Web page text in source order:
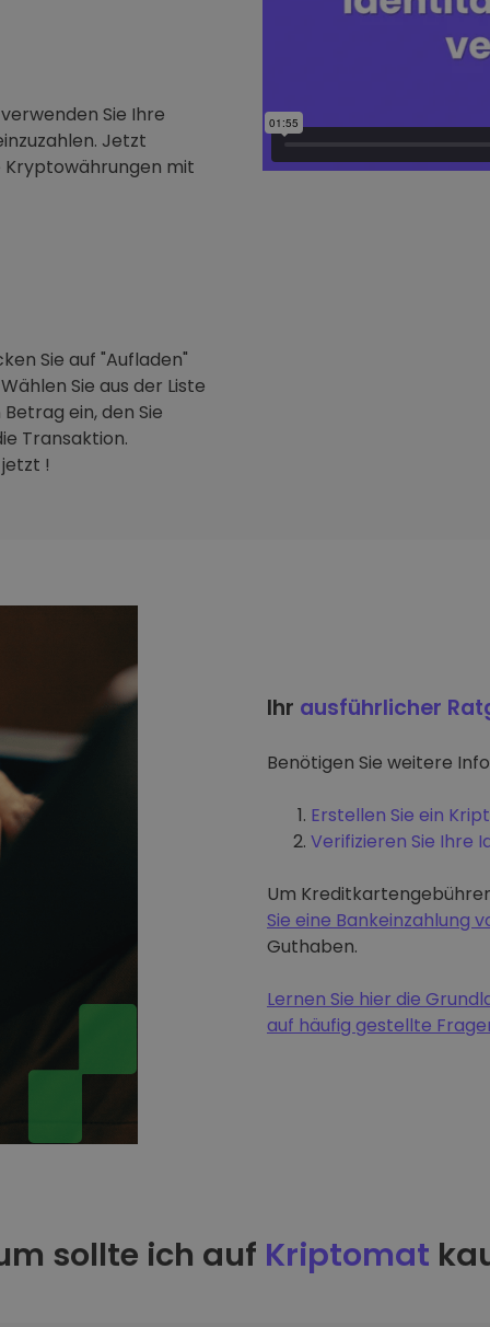
Sie Ihre
Jetzt
Kryptowährungen mit
Sie auf "Aufladen"
Sie aus der Liste
ein, den Sie
Transaktion.
!
Ihr ausführlicher
Benötigen Sie weitere
Erstellen Sie ein
Verifizieren Sie Ihre
Um
Sie eine Bankeinzahlung
Guthaben.
Lernen Sie hier die
auf häufig gestellte
sollte ich auf Kriptomat